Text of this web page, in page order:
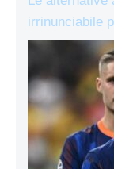
irrinunciabile